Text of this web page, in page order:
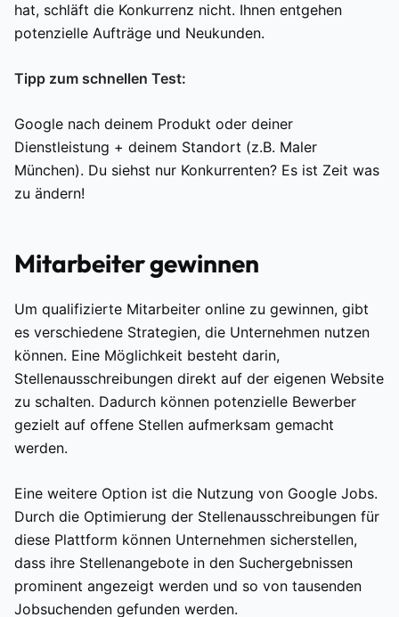
hat, schläft die Konkurrenz nicht. Ihnen entgehen
potenzielle Aufträge und Neukunden.
Tipp zum schnellen Test:
Google nach deinem Produkt oder deiner
Dienstleistung + deinem Standort (z.B. Maler
München). Du siehst nur Konkurrenten? Es ist Zeit was
zu ändern!
Mitarbeiter gewinnen
Um qualifizierte Mitarbeiter online zu gewinnen, gibt
es verschiedene Strategien, die Unternehmen nutzen
können. Eine Möglichkeit besteht darin,
Stellenausschreibungen direkt auf der eigenen Website
zu schalten. Dadurch können potenzielle Bewerber
gezielt auf offene Stellen aufmerksam gemacht
werden.
Eine weitere Option ist die Nutzung von Google Jobs.
Durch die Optimierung der Stellenausschreibungen für
diese Plattform können Unternehmen sicherstellen,
dass ihre Stellenangebote in den Suchergebnissen
prominent angezeigt werden und so von tausenden
Jobsuchenden gefunden werden.